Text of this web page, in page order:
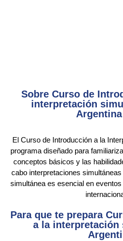
Sobre Curso de
interpretación
Argentina
El Curso de Introducción a la
programa diseñado para
conceptos básicos y las
cabo interpretaciones
simultánea es esencial en
Para que te prepara
a la interpretación